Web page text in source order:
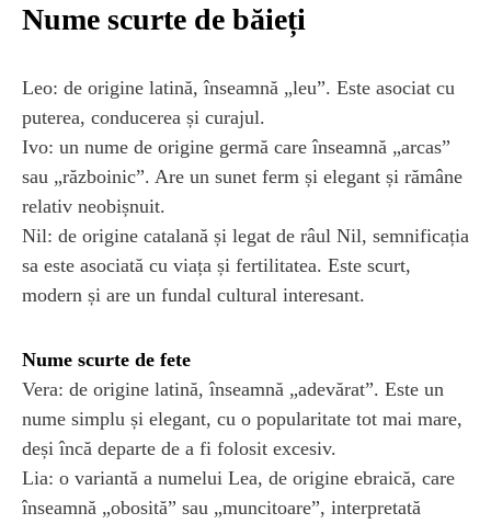
Nume scurte de băieți
Leo: de origine latină, înseamnă „leu”. Este asociat cu
puterea, conducerea și curajul.
Ivo: un nume de origine germă care înseamnă „arcas”
sau „războinic”. Are un sunet ferm și elegant și rămâne
relativ neobișnuit.
Nil: de origine catalană și legat de râul Nil, semnificația
sa este asociată cu viața și fertilitatea. Este scurt,
modern și are un fundal cultural interesant.
Nume scurte de fete
Vera: de origine latină, înseamnă „adevărat”. Este un
nume simplu și elegant, cu o popularitate tot mai mare,
deși încă departe de a fi folosit excesiv.
Lia: o variantă a numelui Lea, de origine ebraică, care
înseamnă „obosită” sau „muncitoare”, interpretată